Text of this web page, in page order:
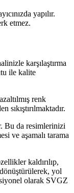
yapılır.
etmez.
karşılaştırma
ile kalite
renk
sıkıştırılmaktadır.
Bu da resimlerinizi
ve aşamalı tarama
kaldırılıp,
yol
olarak SVGZ